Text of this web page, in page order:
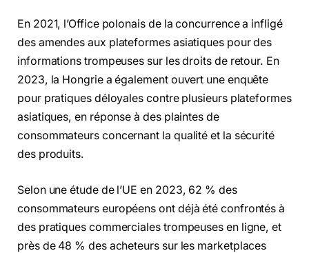
En 2021, l’Office polonais de la concurrence a infligé
des amendes aux plateformes asiatiques pour des
informations trompeuses sur les droits de retour. En
2023, la Hongrie a également ouvert une enquête
pour pratiques déloyales contre plusieurs plateformes
asiatiques, en réponse à des plaintes de
consommateurs concernant la qualité et la sécurité
des produits.
Selon une étude de l’UE en 2023, 62 % des
consommateurs européens ont déjà été confrontés à
des pratiques commerciales trompeuses en ligne, et
près de 48 % des acheteurs sur les marketplaces